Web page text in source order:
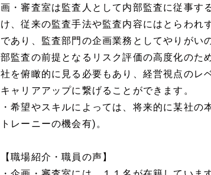
画・審査室は監査人として内部監査に従事す
け、従来の監査手法や監査内容にはとらわれ
であり、監査部門の企画業務としてやりがい
部監査の前提となるリスク評価の高度化のた
社を俯瞰的に見る必要もあり、経営視点のレ
キャリアアップに繋げることができます。
・希望やスキルによっては、将来的に某社の
トレーニーの機会有)。
【職場紹介・職員の声】